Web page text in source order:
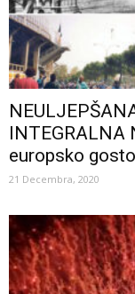
INTEGRALNA
europsko
21 Decembra, 2020